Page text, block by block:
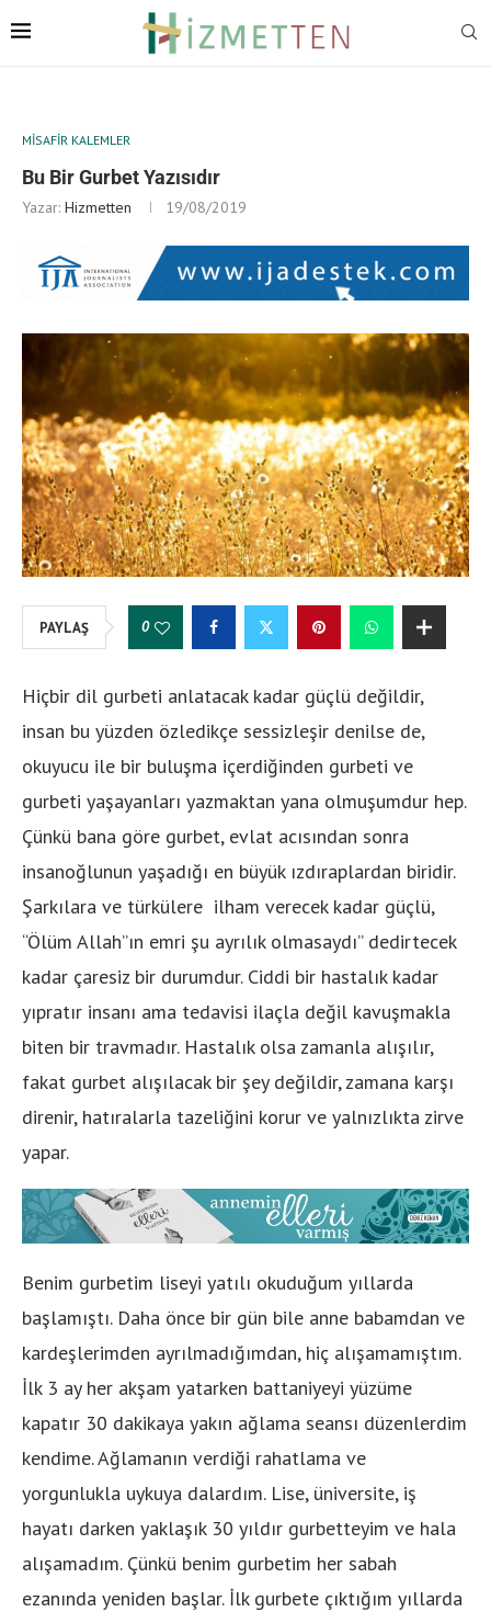
MISAFIR KALEMLER
Bu Bir Gurbet Yazısıdır
Yazar: Hizmetten 19/08/2019
PAYLAŞ 0
Hiçbir dil gurbeti anlatacak kadar güçlü değildir,
insan bu yüzden özledikçe sessizleşir denilse de,
okuyucu ile bir buluşma içerdiğinden gurbeti ve
gurbeti yaşayanları yazmaktan yana olmuşumdur hep.
Çünkü bana göre gurbet, evlat acısından sonra
insanoğlunun yaşadığı en büyük ızdıraplardan biridir.
Şarkılara ve türkülere ilham verecek kadar güçlü,
“Ölüm Allah”ın emri şu ayrılık olmasaydı” dedirtecek
kadar çaresiz bir durumdur. Ciddi bir hastalık kadar
yıpratır insanı ama tedavisi ilaçla değil kavuşmakla
biten bir travmadır. Hastalık olsa zamanla alışılır,
fakat gurbet alışılacak bir şey değildir, zamana karşı
direnir, hatıralarla tazeliğini korur ve yalnızlıkta zirve
yapar.
Benim gurbetim liseyi yatılı okuduğum yıllarda
başlamıştı. Daha önce bir gün bile anne babamdan ve
kardeşlerimden ayrılmadığımdan, hiç alışamamıştım.
İlk 3 ay her akşam yatarken battaniyeyi yüzüme
kapatır 30 dakikaya yakın ağlama seansı düzenlerdim
kendime. Ağlamanın verdiği rahatlama ve
yorgunlukla uykuya dalardım. Lise, üniversite, iş
hayatı darken yaklaşık 30 yıldır gurbetteyim ve hala
alışamadım. Çünkü benim gurbetim her sabah
ezanında yeniden başlar. İlk gurbete çıktığım yıllarda